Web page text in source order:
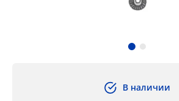
В наличии